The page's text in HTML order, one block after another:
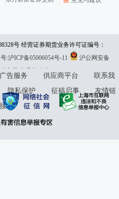
号 经营证券期货业务许可证编号：
信息举报:021-61278686 举报邮箱：
:沪ICP备05006054号-11
沪公网安备
富网意见与建议:4000300059/952500
广告服务 供应商平台
联系我
隐私保护 征稿启事
友情链
接